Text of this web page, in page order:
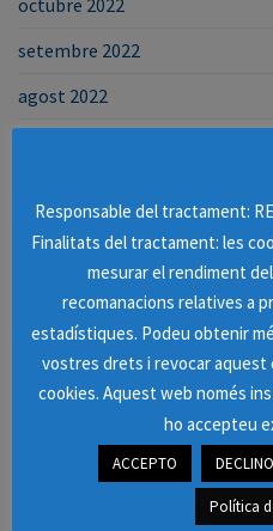
octubre 2022
setembre 2022
agost 2022
maig 2022
abril 2022
març 2022
febrer 2022
desembre 2021
Responsable del tractament:
Finalitats del tractament: les
mesurar el rendiment
recomanacions relatives a
estadístiques. Podeu obtenir
vostres drets i revocar
cookies. Aquest web només
ho accepteu
ACCEPTO DECLINO
Política